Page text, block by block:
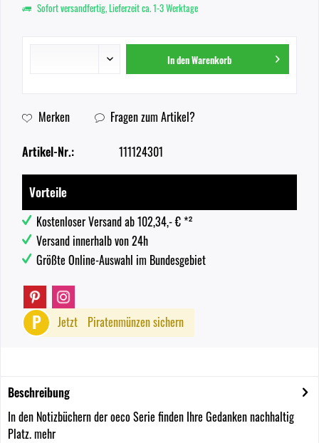
Sofort versandfertig, Lieferzeit ca. 1-3 Werktage
In denWarenkorb
Merken Fragen zum Artikel?
Artikel-Nr.: 111124301
Vorteile
Kostenloser Versand ab 102,34,- € *²
Versand innerhalb von 24h
Größte Online-Auswahl im Bundesgebiet
P Jetzt Piratenmünzen sichern
Beschreibung
In den Notizbüchern der oeco Serie finden Ihre Gedanken nachhaltig
Platz.mehr